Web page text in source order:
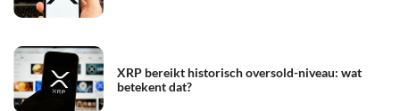
XRP bereikt historisch oversold-niveau: wat
betekent dat?